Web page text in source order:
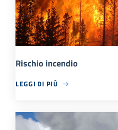
Rischio incendio
LEGGI DI PIÙ